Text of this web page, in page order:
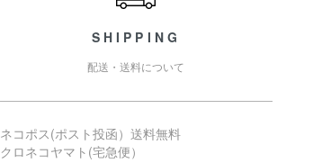
SHIPPING
配送・送料について
ネコポス(ポスト投函）送料無料
クロネコヤマト(宅急便）